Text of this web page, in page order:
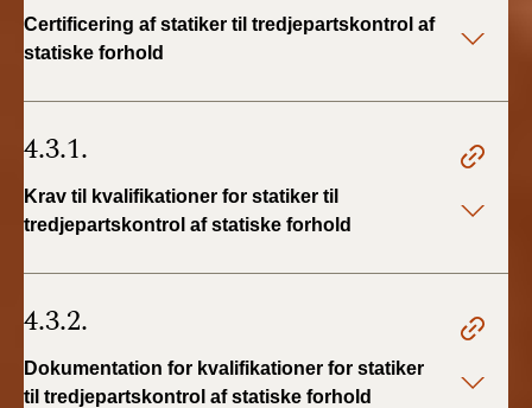
Certificering af statiker til tredjepartskontrol af
statiske forhold
4.3.1.
Krav til kvalifikationer for statiker til
tredjepartskontrol af statiske forhold
4.3.2.
Dokumentation for kvalifikationer for statiker
til tredjepartskontrol af statiske forhold